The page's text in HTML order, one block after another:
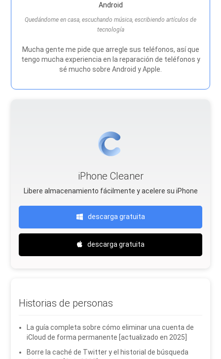
Android
Quedándome en casa, escuchando música, escribiendo artículos de
tecnología
Mucha gente me pide que arregle sus teléfonos, así que
tengo mucha experiencia en la reparación de teléfonos y
sé mucho sobre Android y Apple.
iPhone Cleaner
Libere almacenamiento fácilmente y acelere su iPhone
descarga gratuita
descarga gratuita
Historias de personas
La guía completa sobre cómo eliminar una cuenta de
iCloud de forma permanente [actualizado en 2025]
Borre la caché de Twitter y el historial de búsqueda